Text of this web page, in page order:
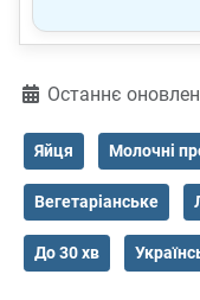
ДеталіОстаннє
Яйця Молочні
Вегетаріанське
До 30 хв